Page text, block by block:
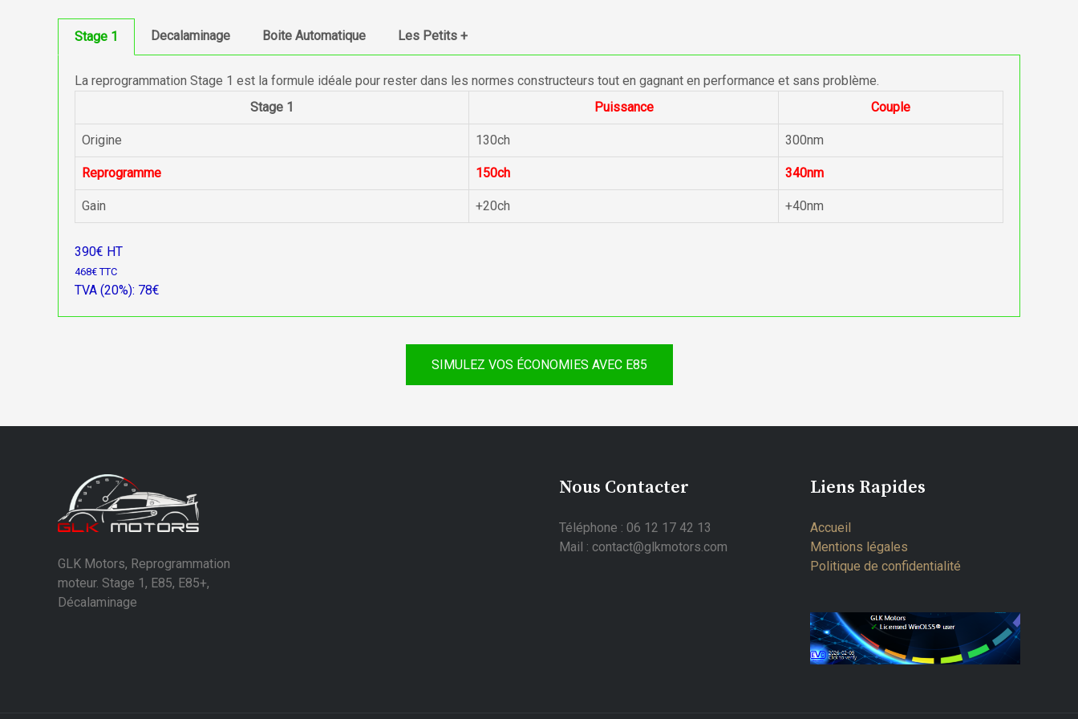
Stage 1 Decalaminage Boite Automatique Les Petits +
La reprogrammation Stage 1 est la formule idéale pour rester dans les normes constructeurs tout en gagnant en performance et sans problème.
Stage 1
Puissance Couple
Origine 130ch 300nm
Reprogramme 150ch 340nm
Gain +20ch +40nm
390€ HT
468€ TTC
TVA (20%): 78€
SIMULEZ VOS ÉCONOMIES AVEC E85
GLK Motors, Reprogrammation
moteur. Stage 1, E85, E85+,
Décalaminage
Nous Contacter
Téléphone : 06 12 17 42 13
Mail : contact@glkmotors.com
Liens Rapides
Accueil
Mentions légales
Politique de confidentialité